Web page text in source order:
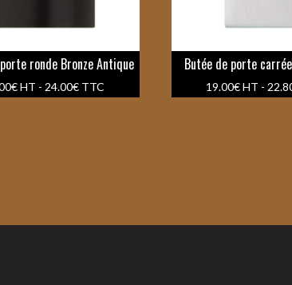
ronde Bronze Antique
€ HT - 24.00€ TTC
Butée de porte
19.00€ HT -